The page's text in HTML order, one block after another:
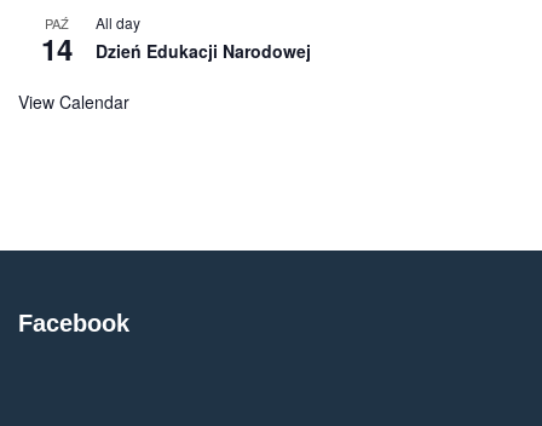
PAŹ
14
All day
Dzień Edukacji Narodowej
View Calendar
Facebook